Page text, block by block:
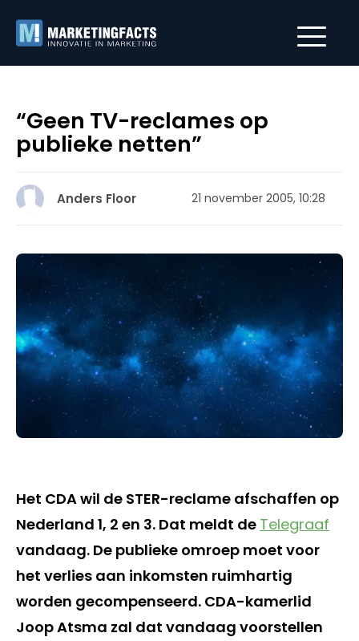
“Geen TV-reclames op
publieke netten”
Anders Floor 21 november 2005, 10:28
Het CDA wil de STER-reclame afschaffen op
Nederland 1, 2 en 3. Dat meldt de Telegraaf
vandaag. De publieke omroep moet voor
het verlies aan inkomsten ruimhartig
worden gecompenseerd. CDA-kamerlid
Joop Atsma zal dat vandaag voorstellen